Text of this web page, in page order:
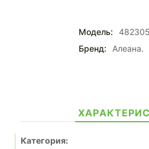
Модель:
Бренд:
Алеана.
Категория: